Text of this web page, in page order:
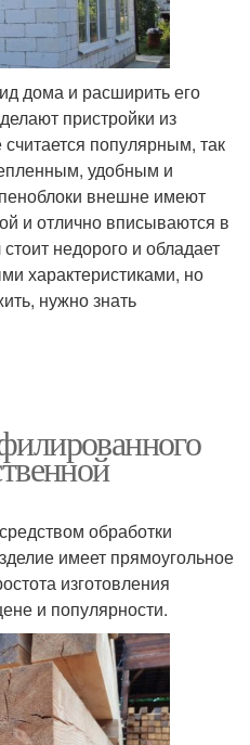
дома и расширить его
пристройки из
популярным, так
удобным и
внешне имеют
и отлично вписываются в
недорого и обладает
характеристиками, но
нужно знать
обработки
имеет прямоугольное
изготовления
и популярности.